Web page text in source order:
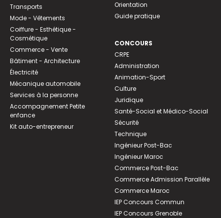
Transports
Mode - Vêtements
Coiffure - Esthétique -
Cosmétique
Commerce - Vente
Bâtiment - Architecture
Électricité
Mécanique automobile
Services à la personne
Accompagnement Petite
enfance
Kit auto-entrepreneur
Orientation
Guide pratique
CONCOURS
CRPE
Administration
Animation-Sport
Culture
Juridique
Santé-Social et Médico-Social
Sécurité
Technique
Ingénieur Post-Bac
Ingénieur Maroc
Commerce Post-Bac
Commerce Admission Parallèle
Commerce Maroc
IEP Concours Commun
IEP Concours Grenoble